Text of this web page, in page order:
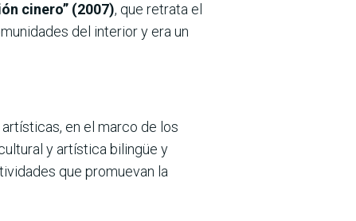
cinero” (2007), que retrata el
del interior y era un
en el marco de los
y artística bilingüe y
que promuevan la